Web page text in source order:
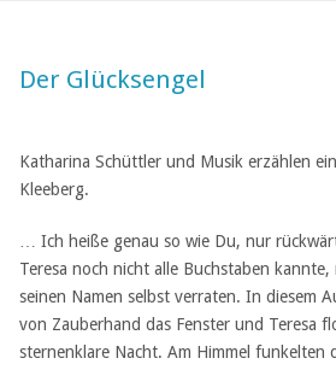
Der Glücksengel
Katharina Schüttler und Musik erzählen
Kleeberg.
… Ich heiße genau so wie Du, nur
Teresa noch nicht alle Buchstaben kannte,
seinen Namen selbst verraten. In diesem
von Zauberhand das Fenster und Teresa
sternenklare Nacht. Am Himmel funkelten